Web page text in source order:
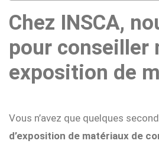
Chez INSCA,
pour conseiller
exposition de
Vous n’avez que quelques
d’exposition de matériaux de